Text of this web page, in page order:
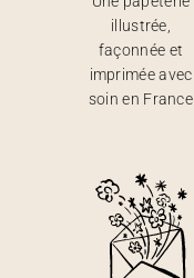
illustrée,
façonnée et
imprimée avec
soin en France